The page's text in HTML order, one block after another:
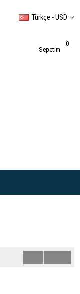
Türkçe - USD
Sepetim
0